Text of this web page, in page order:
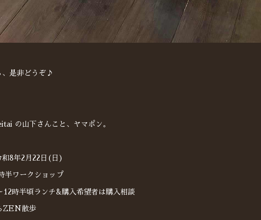
、是非どうぞ♪
の山下さんこと、ヤマポン。
和8年2月22日(日)
ワークショップ
時半頃ランチ&購入希望者は購入相談
ZEN散歩